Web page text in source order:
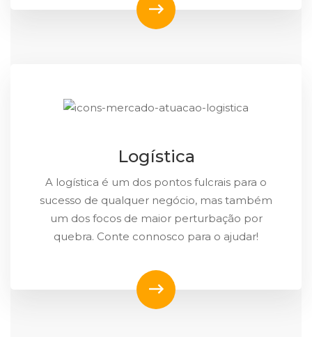
Logística
A logística é um dos pontos fulcrais para o
sucesso de qualquer negócio, mas também
um dos focos de maior perturbação por
quebra. Conte connosco para o ajudar!